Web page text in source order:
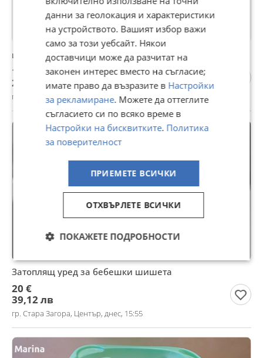
инхалатор
12 €
23,47 лв
гр. Стара Загора, Център, днес, 15:55
Затоплящ уред за бебешки шишета
20 €
39,12 лв
гр. Стара Загора, Център, днес, 15:55
данни за геолокация и характеристики
на устройството. Вашият избор важи
само за този уебсайт. Някои
доставчици може да разчитат на
законен интерес вместо на съгласие;
имате право да възразите в Настройки
за рекламиране. Можете да оттеглите
съгласието си по всяко време в
Настройки на бисквитките. Политика
за поверителност
ПРИЕМЕТЕ ВСИЧКИ
ОТХВЪРЛЕТЕ ВСИЧКИ
ПОКАЖЕТЕ ПОДРОБНОСТИ